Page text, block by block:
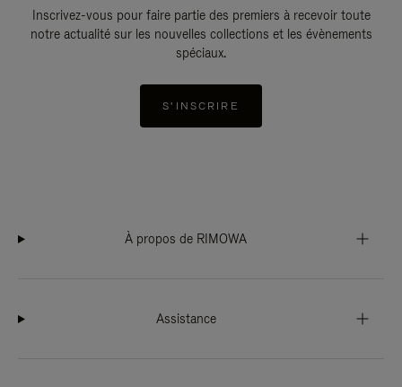
Inscrivez-vous pour faire partie des premiers à recevoir toute
notre actualité sur les nouvelles collections et les évènements
spéciaux.
S'INSCRIRE
À propos de RIMOWA
Assistance